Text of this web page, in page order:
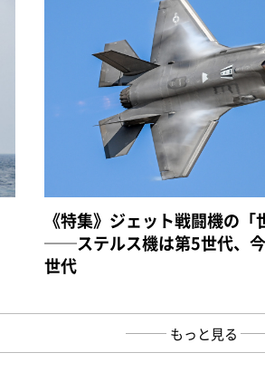
《特集》ジェット戦闘機の「
──ステルス機は第5世代、
世代
もっと見る